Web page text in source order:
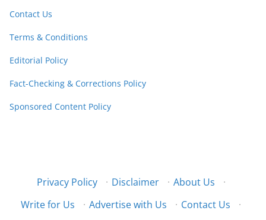
Contact Us
Terms & Conditions
Editorial Policy
Fact-Checking & Corrections Policy
Sponsored Content Policy
Privacy Policy · Disclaimer · About Us
·
Write for Us
· Advertise with Us · Contact Us
·